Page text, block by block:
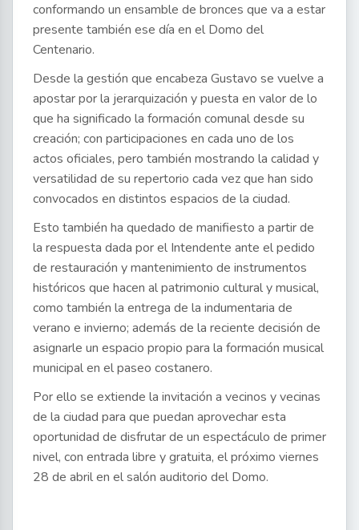
conformando un ensamble de bronces que va a estar
presente también ese día en el Domo del
Centenario.
Desde la gestión que encabeza Gustavo se vuelve a
apostar por la jerarquización y puesta en valor de lo
que ha significado la formación comunal desde su
creación; con participaciones en cada uno de los
actos oficiales, pero también mostrando la calidad y
versatilidad de su repertorio cada vez que han sido
convocados en distintos espacios de la ciudad.
Esto también ha quedado de manifiesto a partir de
la respuesta dada por el Intendente ante el pedido
de restauración y mantenimiento de instrumentos
históricos que hacen al patrimonio cultural y musical,
como también la entrega de la indumentaria de
verano e invierno; además de la reciente decisión de
asignarle un espacio propio para la formación musical
municipal en el paseo costanero.
Por ello se extiende la invitación a vecinos y vecinas
de la ciudad para que puedan aprovechar esta
oportunidad de disfrutar de un espectáculo de primer
nivel, con entrada libre y gratuita, el próximo viernes
28 de abril en el salón auditorio del Domo.